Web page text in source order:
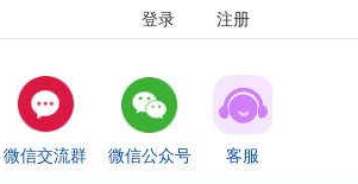
登录 注册
微信交流群 微信公众号 客服